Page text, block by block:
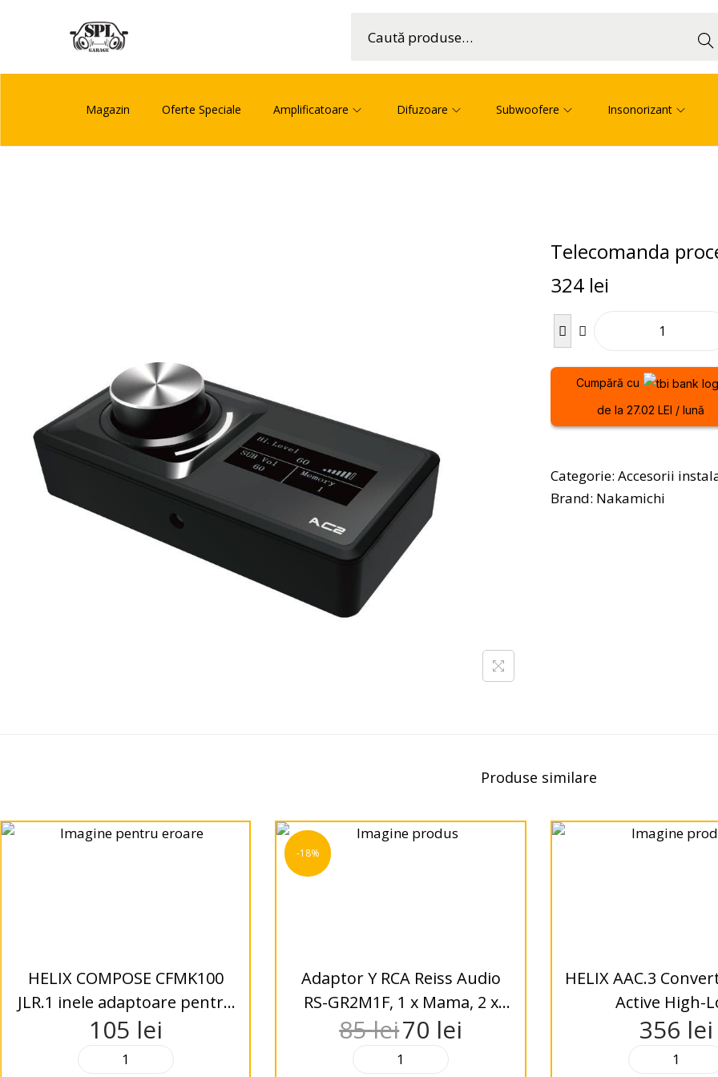
ă
Magazin Oferte Speciale Amplificatoare Difuzoare Subwoofere Insonorizant
Telecomanda
324 lei
Cumpără cu
de la 27.02 LEI / lună
Categorie: Accesorii
Brand: Nakamichi
Produse similare
HELIX COMPOSE CFMK100
JLR.1 inele adaptoare pentru
Jaguar, Land Rover
105 lei
-18%
Adaptor Y RCA Reiss Audio
RS-GR2M1F, 1 x Mama, 2 x
Tata
85lei70 lei
HELIX AAC.3
Active High-
356 lei